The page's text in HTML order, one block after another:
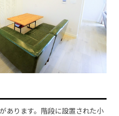
あります。階段に設置された小